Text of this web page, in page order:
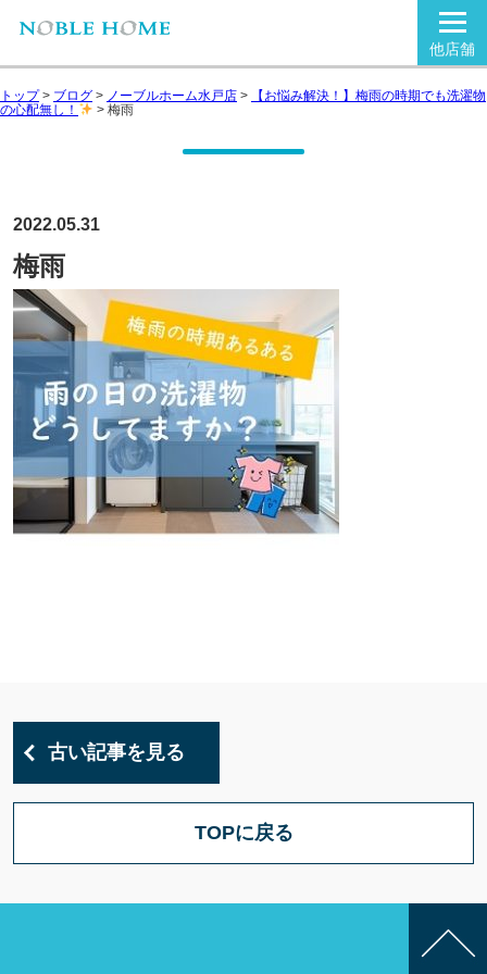
他店舗
トップ> ブログ > ノーブルホーム水戸店 >
【お悩み解決！】梅雨の時期でも洗濯物
の心配無し！
> 梅雨
2022.05.31
梅雨
古い記事を見る
TOPに戻る